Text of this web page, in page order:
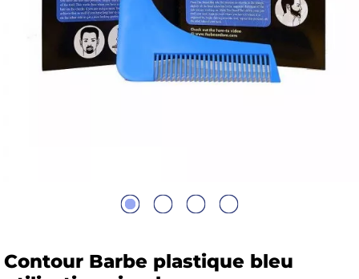
Contour Barbe plastique bleu